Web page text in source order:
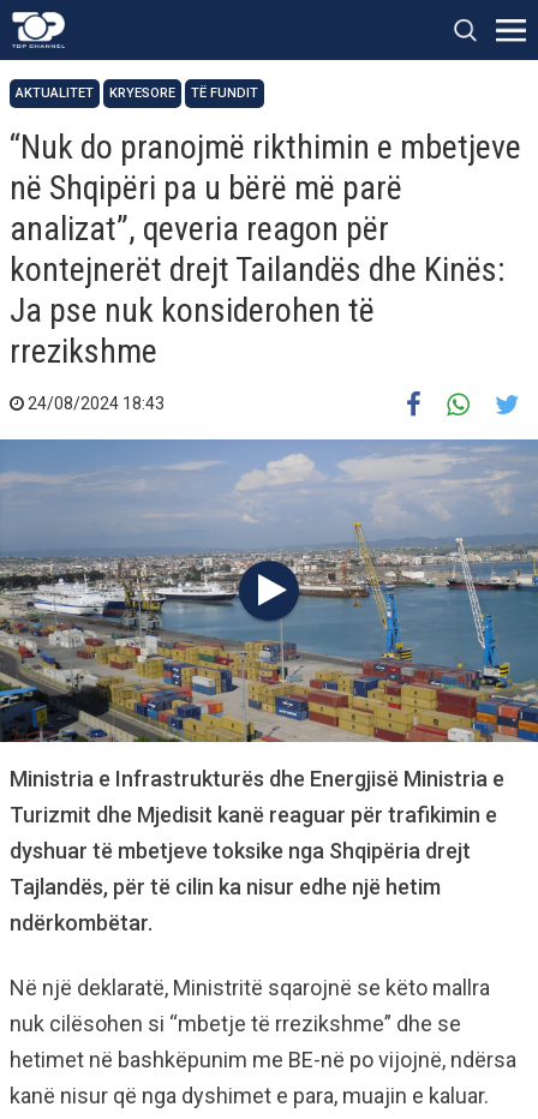
AKTUALITET KRYESORE TË FUNDIT
“Nuk do pranojmë rikthimin e mbetjeve
në Shqipëri pa u bërë më parë
analizat”, qeveria reagon për
kontejnerët drejt Tailandës dhe Kinës:
Ja pse nuk konsiderohen të
rrezikshme
24/08/2024 18:43
Ministria e Infrastrukturës dhe Energjisë Ministria e
Turizmit dhe Mjedisit kanë reaguar për trafikimin e
dyshuar të mbetjeve toksike nga Shqipëria drejt
Tajlandës, për të cilin ka nisur edhe një hetim
ndërkombëtar.
Në një deklaratë, Ministritë sqarojnë se këto mallra
nuk cilësohen si “mbetje të rrezikshme” dhe se
hetimet në bashkëpunim me BE-në po vijojnë, ndërsa
kanë nisur që nga dyshimet e para, muajin e kaluar.